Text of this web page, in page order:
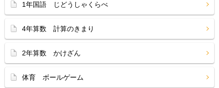
1年国語 じどうしゃくらべ
4年算数 計算のきまり
2年算数 かけざん
体育 ボールゲーム